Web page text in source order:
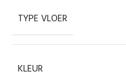
TYPE VLOER
KLEUR